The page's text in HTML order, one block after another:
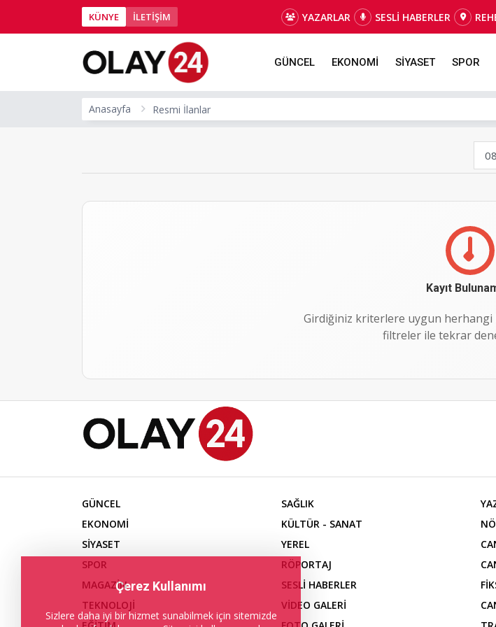
KÜNYE İLETİŞİM YAZARLAR SESLİ HABERLER
GÜNCEL EKONOMİ SİYASET SPOR
Anasayfa Resmi İlanlar
Kayıt
Girdiğiniz kriterlere uygun herhangi
filtreler ile tekrar
GÜNCEL
EKONOMİ
SİYASET
SPOR
MAGAZİN
TEKNOLOJİ
SAĞLIK
KÜLTÜR - SANAT
YEREL
RÖPORTAJ
SESLİ HABERLER
VİDEO GALERİ
Çerez Kullanımı
Sizlere daha iyi bir hizmet sunabilmek için sitemizde